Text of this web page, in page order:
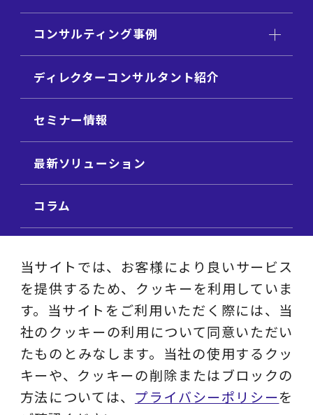
コンサルティング事例
ディレクターコンサルタント紹介
セミナー情報
最新ソリューション
コラム
ビジネステーマ解説集
動画ライブラリ
採用サイト
当サイトでは、お客様により良いサービス
を提供するため、クッキーを利用していま
す。当サイトをご利用いただく際には、当
社のクッキーの利用について同意いただい
たものとみなします。当社の使用するクッ
キーや、クッキーの削除またはブロックの
方法については、 プライバシーポリシーを